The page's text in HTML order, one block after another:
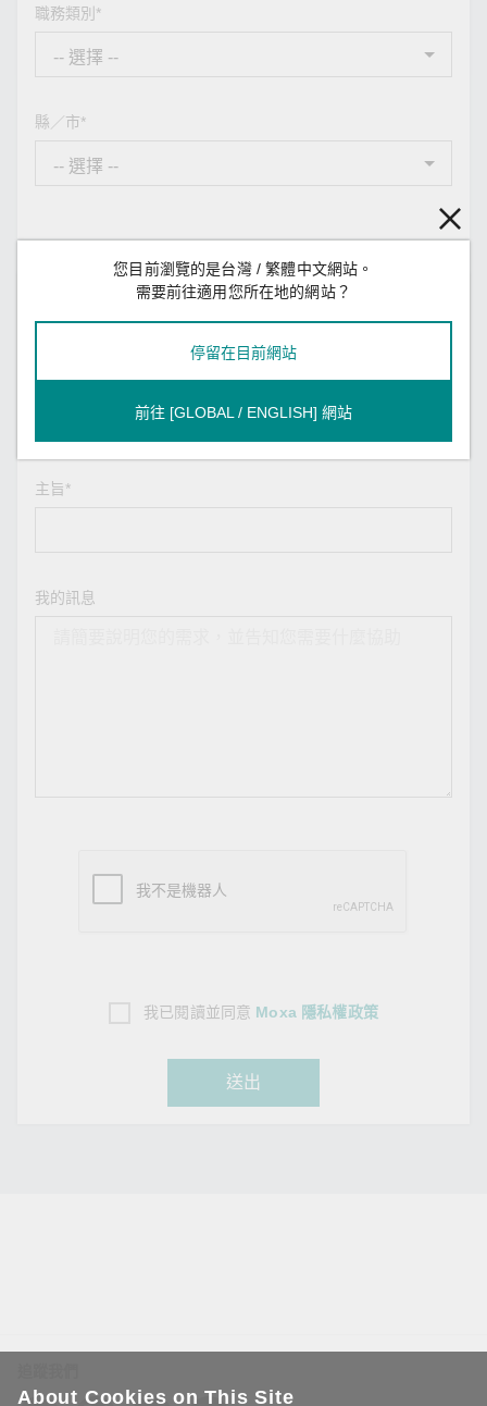
職務類別*
縣／市*
主旨*
我的訊息
我已閱讀並同意 Moxa 隱私權政策
送出
您目前瀏覽的是台灣 / 繁體中文網站。
需要前往適用您所在地的網站？
停留在目前網站
前往 [GLOBAL / ENGLISH] 網站
About Cookies on This Site